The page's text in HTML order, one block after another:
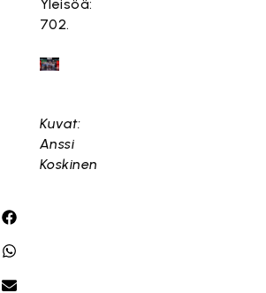
Yleisöä:
702.
Kuvat:
Anssi
Koskinen